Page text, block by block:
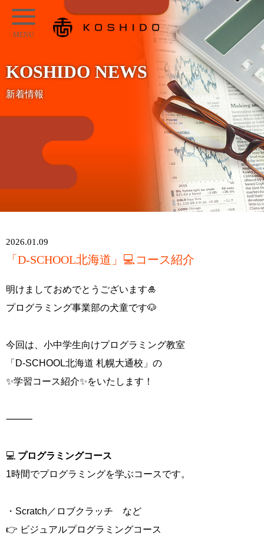
コ
ン
テ
ン
キ
ッ
KOSHIDO
メ
ュ
ー
KOSHIDO NEWS
新着情報
2026.01.09
「D-SCHOOL北海道」💻コース紹介
明けましておめでとうございます🎍
プログラミング事業部の犬童です🐶
今回は、小中学生向けプログラミング教室
「D-SCHOOL北海道 札幌大通校」の
✨学習コース紹介✨をいたします！
⸻
💻 プログラミングコース
1時間でプログラミングを学ぶコースです。
・Scratch／ロブクラッチ など
👉 ビジュアルプログラミングコース